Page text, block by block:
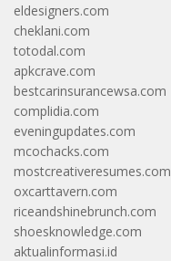
eldesigners.com
cheklani.com
totodal.com
apkcrave.com
bestcarinsurancewsa.com
complidia.com
eveningupdates.com
mcochacks.com
mostcreativeresumes.com
oxcarttavern.com
riceandshinebrunch.com
shoesknowledge.com
aktualinformasi.id